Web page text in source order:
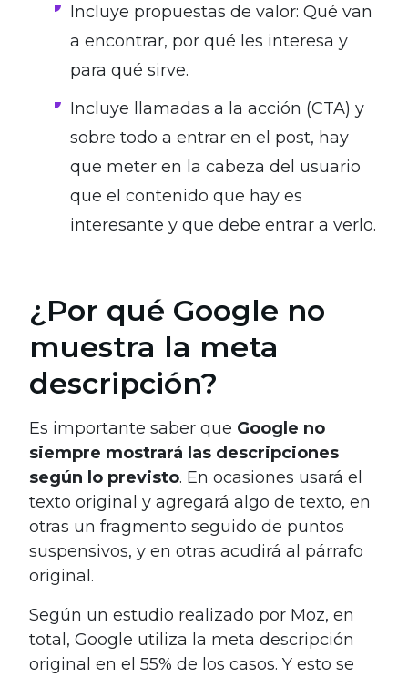
Incluye propuestas de valor: Qué van
a encontrar, por qué les interesa y
para qué sirve.
Incluye llamadas a la acción (CTA) y
sobre todo a entrar en el post, hay
que meter en la cabeza del usuario
que el contenido que hay es
interesante y que debe entrar a verlo.
¿Por qué Google no
muestra la meta
descripción?
Es importante saber que Google no
siempre mostrará las descripciones
según lo previsto. En ocasiones usará el
texto original y agregará algo de texto, en
otras un fragmento seguido de puntos
suspensivos, y en otras acudirá al párrafo
original.
Según un estudio realizado por Moz, en
total, Google utiliza la meta descripción
original en el 55% de los casos. Y esto se